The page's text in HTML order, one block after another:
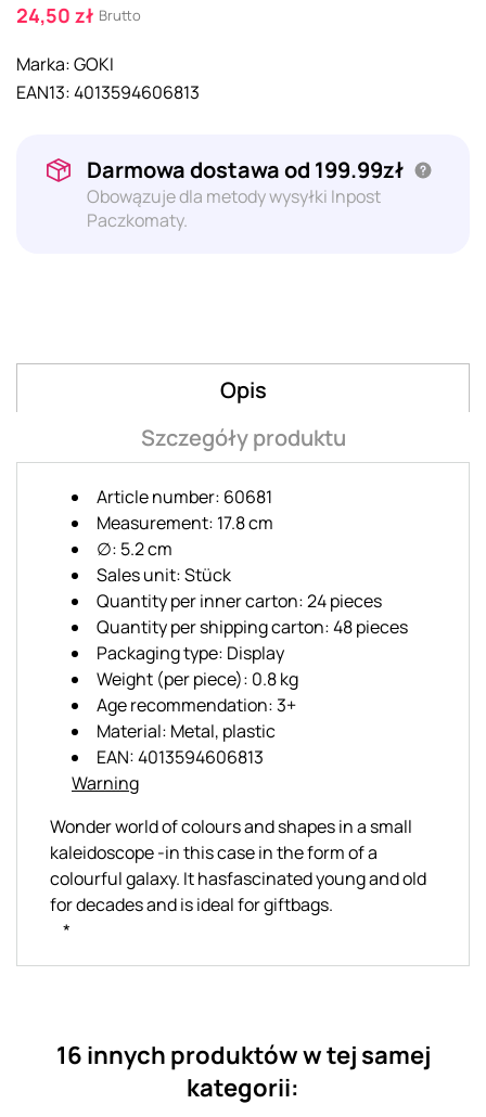
24,50 zł Brutto
Marka:GOKI
EAN13:4013594606813
Darmowa dostawa od 199.99zł
Obowązuje dla metody wysyłki Inpost
Paczkomaty.
Opis
Szczegóły produktu
Article number: 60681
Measurement: 17.8 cm
∅: 5.2 cm
Sales unit: Stück
Quantity per inner carton: 24 pieces
Quantity per shipping carton: 48 pieces
Packaging type: Display
Weight (per piece): 0.8 kg
Age recommendation: 3+
Material: Metal, plastic
EAN: 4013594606813
Warning
Wonder world of colours and shapes in a small
kaleidoscope -in this case in the form of a
colourful galaxy. It hasfascinated young and old
for decades and is ideal for giftbags.
*
16 innych produktów w tej samej
kategorii: